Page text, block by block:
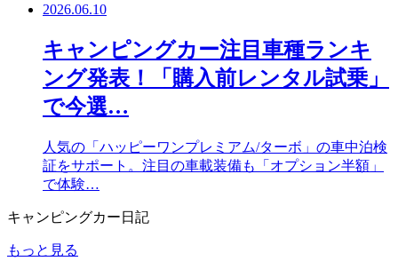
2026.06.10
キャンピングカー注目車種ランキ
ング発表！「購入前レンタル試乗」
で今選…
人気の「ハッピーワンプレミアム/ターボ」の車中泊検
証をサポート。注目の車載装備も「オプション半額」
で体験…
キャンピングカー日記
もっと見る